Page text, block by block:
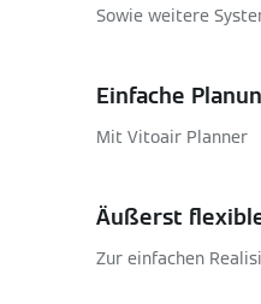
Sowie weitere
Einfache
Mit Vitoair Planner
Äußerst
Zur einfachen